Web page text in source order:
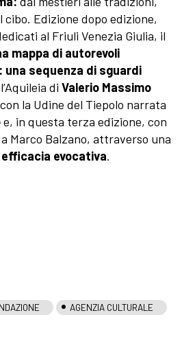
cibo. Edizione dopo edizione,
al Friuli Venezia Giulia, il
mappa di autorevoli
una sequenza di sguardi
l’Aquileia di Valerio Massimo
la Udine del Tiepolo narrata
e, in questa terza edizione, con
Marco Balzano, attraverso una
efficacia evocativa.
AGENZIA CULTURALE